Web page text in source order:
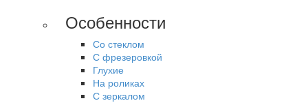
Особенности
Со стеклом
С фрезеровкой
Глухие
На роликах
С зеркалом